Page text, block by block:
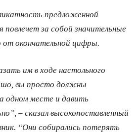
предложенной
за собой значительные
от окончательной цифры.
им в ходе настольного
вы просто должны
одном месте и давить
– сказал высокопоставленный
“Они собирались потерять